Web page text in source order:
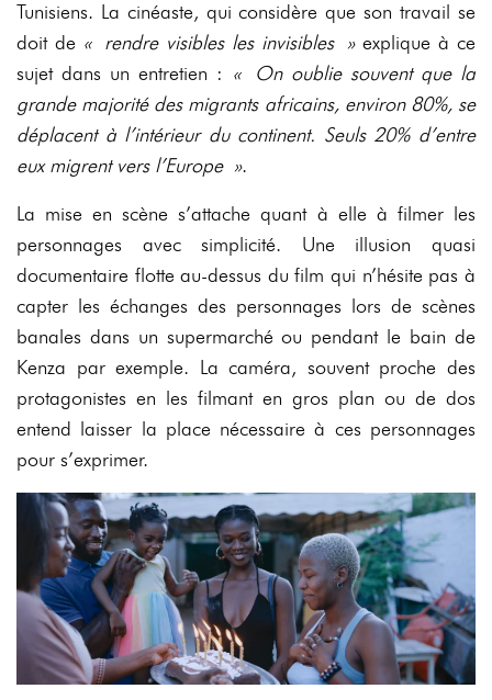
Tunisiens. La cinéaste, qui considère que son travail se
doit de « rendre visibles les invisibles »explique à ce
sujet dans un entretien : « On oublie souvent que la
grande majorité des migrants africains, environ 80%, se
déplacent à l’intérieur du continent. Seuls 20% d’entre
eux migrent vers l’Europe ».
La mise en scène s’attache quant à elle à filmer les
personnages avec simplicité. Une illusion quasi
documentaire flotte au-dessus du film qui n’hésite pas à
capter les échanges des personnages lors de scènes
banales dans un supermarché ou pendant le bain de
Kenza par exemple. La caméra, souvent proche des
protagonistes en les filmant en gros plan ou de dos
entend laisser la place nécessaire à ces personnages
pour s’exprimer.